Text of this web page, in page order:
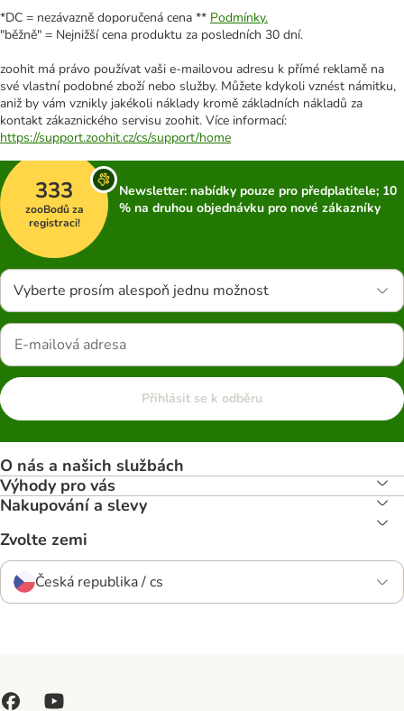
*DC = nezávazně doporučená cena ** Podmínky.
"běžně" = Nejnižší cena produktu za posledních 30 dní.
zoohit má právo používat vaši e-mailovou adresu k přímé reklamě na
své vlastní podobné zboží nebo služby. Můžete kdykoli vznést námitku,
aniž by vám vznikly jakékoli náklady kromě základních nákladů za
kontakt zákaznického servisu zoohit. Více informací:
https://support.zoohit.cz/cs/support/home
333
zooBodů za
registraci!
Newsletter: nabídky pouze pro předplatitele; 10
% na druhou objednávku pro nové zákazníky
Vyberte prosím alespoň jednu možnost
Přihlásit se k odběru
O nás a našich službách
Výhody pro vás
Nakupování a slevy
Zvolte zemi
Česká republika / cs